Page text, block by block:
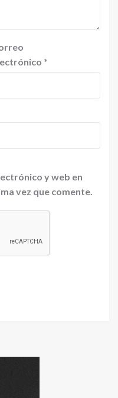
*
y web en
vez que comente.